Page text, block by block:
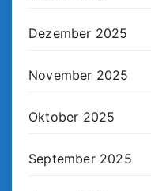
Dezember 2025
November 2025
Oktober 2025
September 2025